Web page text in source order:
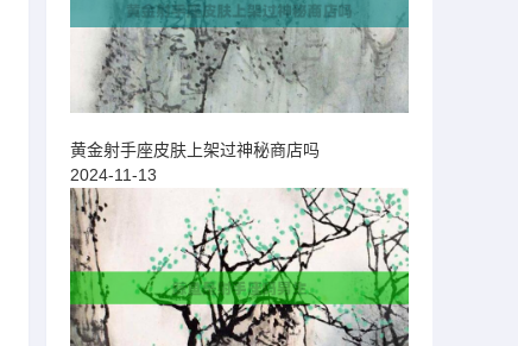
黄金射手座皮肤上架过神秘商店吗
2024-11-13